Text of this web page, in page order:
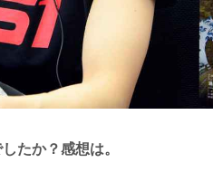
たか？感想は。